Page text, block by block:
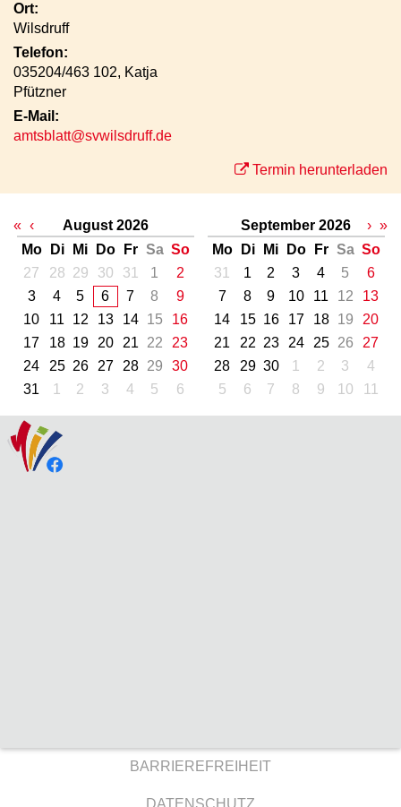
Ort:
Wilsdruff
Telefon:
035204/463 102, Katja
Pfützner
E-Mail:
amtsblatt@svwilsdruff.de
Termin herunterladen
« ‹
August 2026
Mo
Di Mi Do Fr Sa So
27
28 29 30 31 1
2
3
4 5 6 7 8
9
10
11 12 13 14 15
16
17
18 19 20 21 22
23
24
25 26 27 28 29
30
31
1 2 3 4 5 6
September 2026
Mo
Di Mi Do Fr Sa So
31
1 2 3 4 5
6
7
8 9 10 11 12
13
14
15 16 17 18 19
20
21
22 23 24 25 26
27
28
29 30 1 2 3
4
5
6 7 8 9 10 11
› »
BARRIEREFREIHEIT
DATENSCHUTZ